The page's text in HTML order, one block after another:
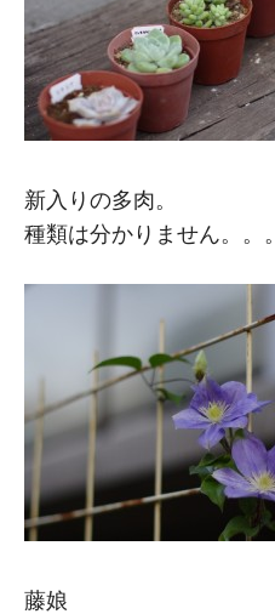
新入りの多肉。
種類は分かりません。。。
藤娘